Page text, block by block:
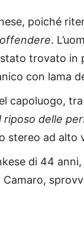
poiché
.
stato trovato
con lama
capoluogo,
riposo delle
stereo ad alto
di 44